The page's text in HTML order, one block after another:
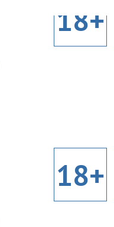
18+
18+